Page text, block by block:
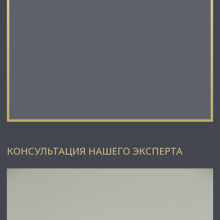
КОНСУЛЬТАЦИЯ НАШЕГО ЭКСПЕРТА